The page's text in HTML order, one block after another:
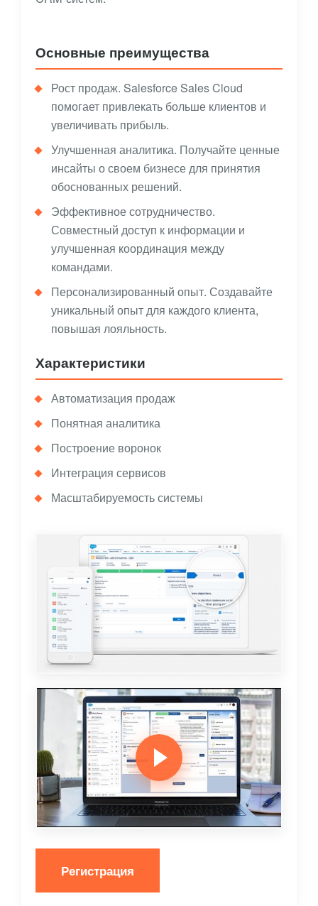
Основные преимущества
Рост продаж. Salesforce Sales Cloud
помогает привлекать больше клиентов и
увеличивать прибыль.
Улучшенная аналитика. Получайте ценные
инсайты о своем бизнесе для принятия
обоснованных решений.
Эффективное сотрудничество.
Совместный доступ к информации и
улучшенная координация между
командами.
Персонализированный опыт. Создавайте
уникальный опыт для каждого клиента,
повышая лояльность.
Характеристики
Автоматизация продаж
Понятная аналитика
Построение воронок
Интеграция сервисов
Масштабируемость системы
Регистрация